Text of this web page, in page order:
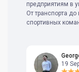
предприятиям в
От транспорта
спортивных
19